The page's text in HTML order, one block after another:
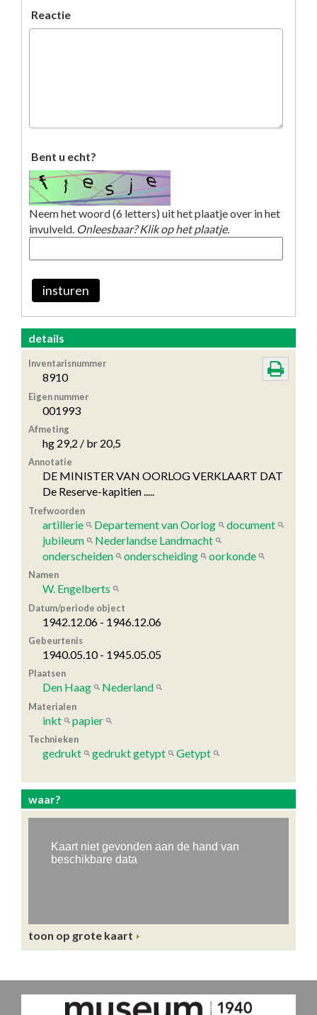
Reactie
Bent u echt?
Neem het woord (6 letters) uit het plaatje over in het
invulveld. Onleesbaar? Klik op het plaatje.
insturen
details
Inventarisnummer
8910
Eigen nummer
001993
Afmeting
hg 29,2 / br 20,5
Annotatie
DE MINISTER VAN OORLOG VERKLAART DAT
De Reserve-kapitien .....
Trefwoorden
artillerie Departement van Oorlog
document
jubileum
Nederlandse Landmacht
onderscheiden
onderscheiding oorkonde
Namen
W. Engelberts
Datum/periode object
1942.12.06 - 1946.12.06
Gebeurtenis
1940.05.10 - 1945.05.05
Plaatsen
Den Haag Nederland
Materialen
inkt papier
Technieken
gedrukt gedrukt getypt Getypt
waar?
toon op grote kaart